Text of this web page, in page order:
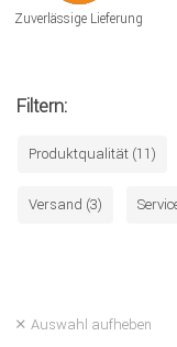
Zuverlässige Lieferung
Filtern:
Produktqualität (11)
Versand (3)
Auswahl aufheben